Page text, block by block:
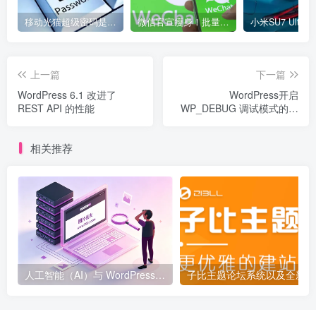
移动光猫超级密码是多少？移动光猫超级管理员后台账号与密码 微信官宣瘦身！批量清理原图新功能来了 安卓、iOS均可使用
上一篇
WordPress 6.1 改进了
REST API 的性能
下一篇
WordPress开启
WP_DEBUG 调试模式的方
相关推荐
人工智能（AI）与 WordPress：2025 年及以后的未来